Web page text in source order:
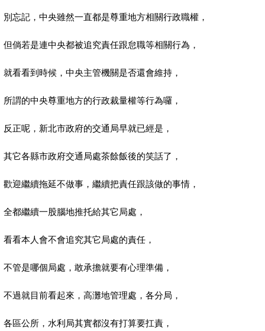
別忘記，中央雖然一直都是尊重地方相關行政職權，
但倘若是連中央都被追究責任跟怠職等相關行為，
就看看到時候，中央主管機關是否還會維持，
所謂的中央尊重地方的行政裁量權等行為囉，
反正呢，新北市政府的交通局早就已經是，
其它各縣市政府交通局處茶餘飯後的笑話了，
歡迎繼續拖延不做事，繼續把責任跟該做的事情，
全都繼續一股腦地推托給其它局處，
看看本人會不會追究其它局處的責任，
不管是哪個局處，敢承擔就要有心理準備，
不過就目前看起來，高灘地管理處，各分局，
各區公所，水利局其實都沒有打算要扛責，